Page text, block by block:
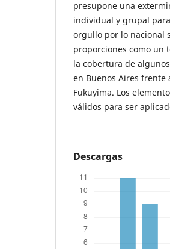
presupone una
individual y grupal
orgullo por lo nacional
proporciones como un
la cobertura de
en Buenos Aires
Fukuyima. Los
válidos para ser
Descargas